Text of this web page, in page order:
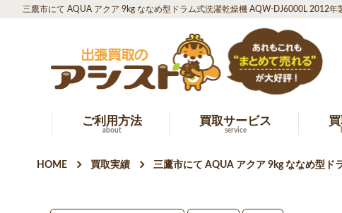
三鷹市にて AQUA アクア 9kg ななめ型ドラム式洗濯乾燥機 AQW-DJ6000L 2012年
ご利用方法
about
買取サービス
service
HOME 買取実績 三鷹市にて AQUA アクア 9kg ななめ型ド